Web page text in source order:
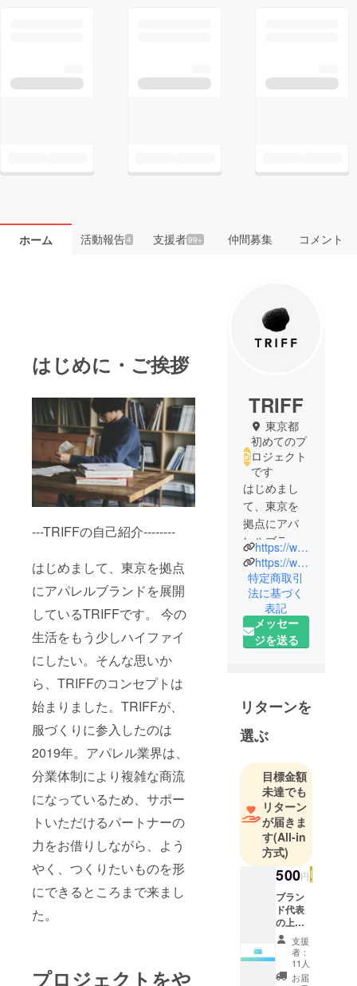
ホーム 活動報告4 支援者99+ 仲間募集 コメント
はじめに・ご挨拶
---TRIFFの自己紹介--------
はじめまして、東京を拠点
にアパレルブランドを展開
しているTRIFFです。 今の
生活をもう少しハイファイ
にしたい。そんな思いか
ら、TRIFFのコンセプトは
始まりました。TRIFFが、
服づくりに参入したのは
2019年。アパレル業界は、
分業体制により複雑な商流
になっているため、サポー
トいただけるパートナーの
力をお借りしながら、よう
やく、つくりたいものを形
にできるところまで来まし
た。
プロジェクトをや
TRIFF
東京都
初めてのプ
ロジェクト
です
はじめまし
て、東京を
拠点にアパ
レルブラン
ドを展開し
ているもの
です。
今の生活を
もう少しハ
イファイに
ら、TRIFFの
コンセプト
は始まりま
---TRIFFの
自己紹介-----
---
TRIFFが、服
づくりに参
入したのは
2019年。
アパレル業
界は、分業
体制により
複雑な商流
になってい
https://www.instagram.com/triff_tokyo/
https://www.triff.tokyo/
特定商取引
法に基づく
表記
メッセー
ジを送る
リターンを
選ぶ
目標金額
未達でも
リターン
が届きま
す(All-in
方式)
500円
ブラン
ド代表
の上田
からお
礼の
メール
をお送
支援
者：
11人
お届